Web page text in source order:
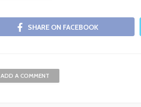
SHARE ON FACEBOOK
ADD A COMMENT